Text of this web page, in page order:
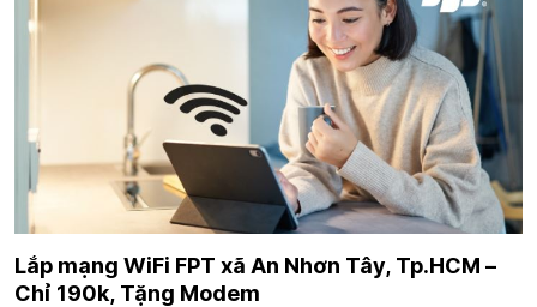
Lắp mạng WiFi FPT xã An Nhơn Tây, Tp.HCM –
Chỉ 190k, Tặng Modem